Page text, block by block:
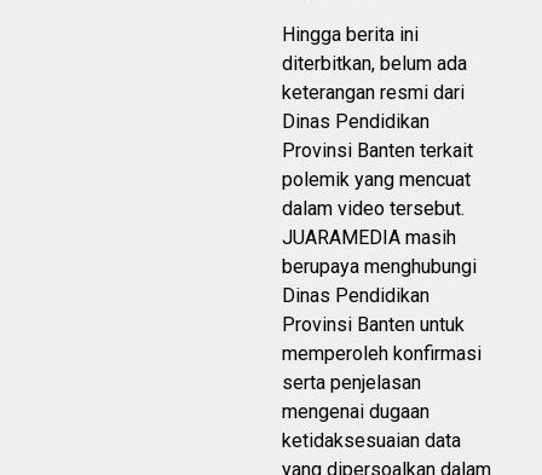
Hingga berita ini
diterbitkan, belum ada
keterangan resmi dari
Dinas Pendidikan
Provinsi Banten terkait
polemik yang mencuat
dalam video tersebut.
JUARAMEDIA masih
berupaya menghubungi
Dinas Pendidikan
Provinsi Banten untuk
memperoleh konfirmasi
serta penjelasan
mengenai dugaan
ketidaksesuaian data
yang dipersoalkan dalam